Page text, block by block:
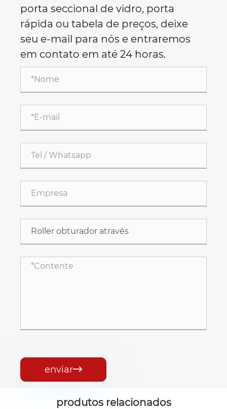
porta seccional de vidro, porta
rápida ou tabela de preços, deixe
seu e-mail para nós e entraremos
em contato em até 24 horas.
enviar
produtos relacionados